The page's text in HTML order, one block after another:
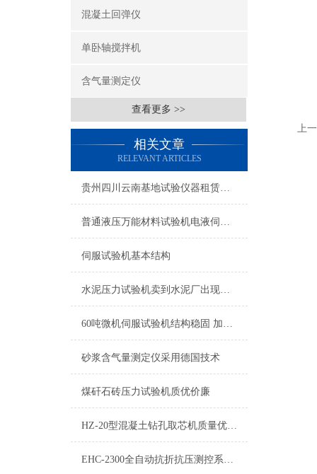
混凝土回弹仪
单卧轴搅拌机
含气量测定仪
查看更多 >>
相关文章
RELEVANT ARTICLES
贵州四川云南基地试验仪器租赁公司报价
普通液压万能材料试验机电液伺服改造升级方案推荐
伺服试验机基本结构
水泥压力试验机卖到水泥厂出现很多问题的原因？
60吨微机伺服试验机结构稳固 加载平稳 控制准确
砂浆含气量测定仪采用德国技术
煤矸石砖压力试验机质优价廉
HZ-20型混凝土钻孔取芯机质量优，价格更廉
EHC-2300全自动抗折抗压测控系统提示无法联系控制器
上